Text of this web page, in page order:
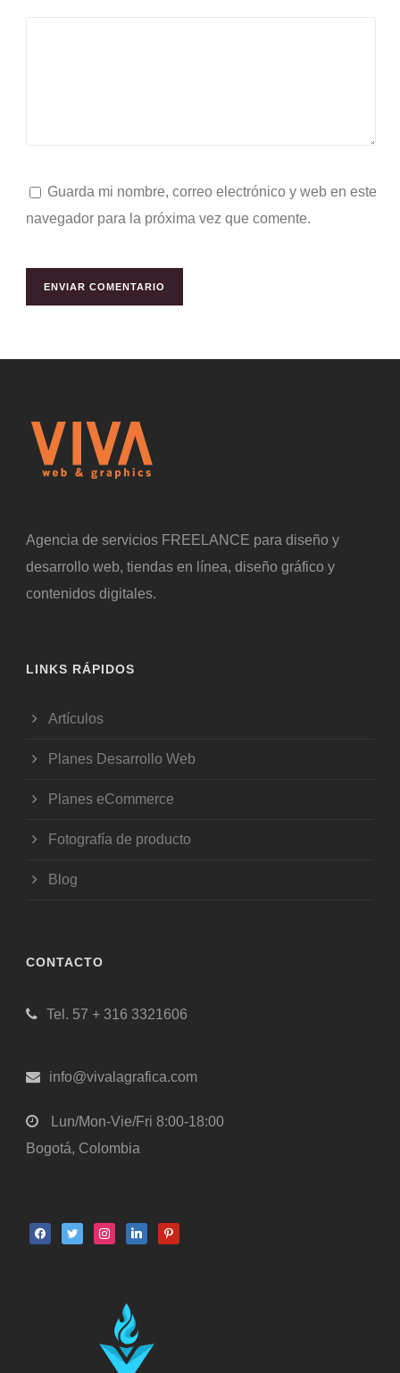
Guarda mi nombre, correo electrónico y web en este
navegador para la próxima vez que comente.
Agencia de servicios FREELANCE para diseño y
desarrollo web, tiendas en línea, diseño gráfico y
contenidos digitales.
LINKS RÁPIDOS
Artículos
Planes Desarrollo Web
Planes eCommerce
Fotografía de producto
Blog
CONTACTO
Tel. 57 + 316 3321606
info@vivalagrafica.com
Lun/Mon-Vie/Fri 8:00-18:00
Bogotá, Colombia
facebooktwitter instagramlinkedinpinterest